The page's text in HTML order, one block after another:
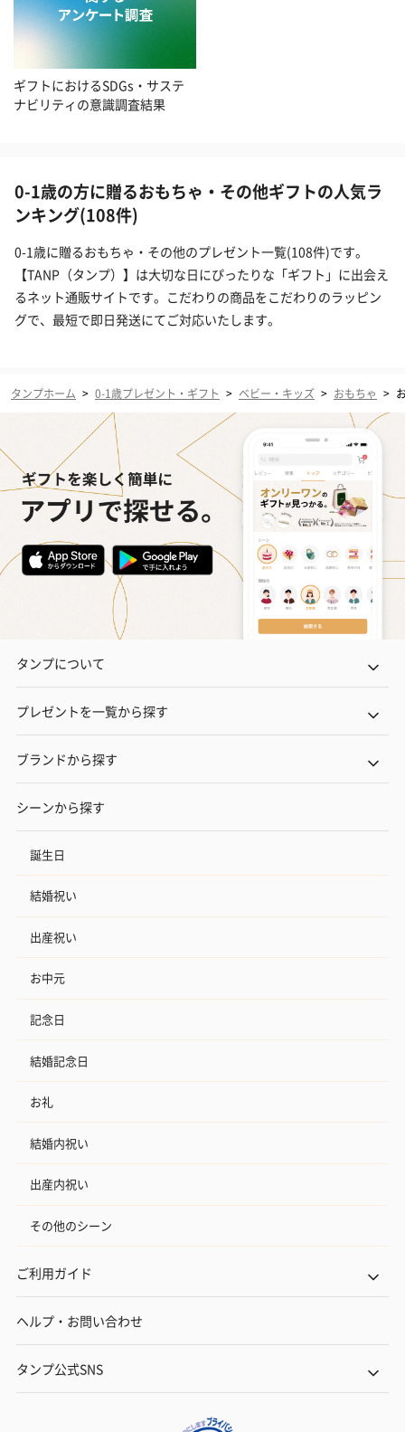
ギフトにおけるSDGs・サステ
ナビリティの意識調査結果
0-1歳の方に贈るおもちゃ・その他ギフトの人気ラ
ンキング(108件)
0-1歳に贈るおもちゃ・その他のプレゼント一覧(108件)です。
【TANP（タンプ）】は大切な日にぴったりな「ギフト」に出会え
るネット通販サイトです。こだわりの商品をこだわりのラッピン
グで、最短で即日発送にてご対応いたします。
タンプホーム > 0-1歳プレゼント・ギフト > ベビー・キッズ > おもちゃ >
タンプについて
プレゼントを一覧から探す
ブランドから探す
シーンから探す
誕生日
結婚祝い
出産祝い
お中元
記念日
結婚記念日
お礼
結婚内祝い
出産内祝い
その他のシーン
ご利用ガイド
ヘルプ・お問い合わせ
タンプ公式SNS